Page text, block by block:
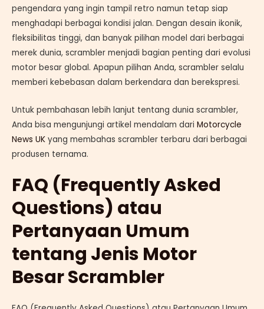
pengendara yang ingin tampil retro namun tetap siap
menghadapi berbagai kondisi jalan. Dengan desain ikonik,
fleksibilitas tinggi, dan banyak pilihan model dari berbagai
merek dunia, scrambler menjadi bagian penting dari evolusi
motor besar global. Apapun pilihan Anda, scrambler selalu
memberi kebebasan dalam berkendara dan berekspresi.
Untuk pembahasan lebih lanjut tentang dunia scrambler,
Anda bisa mengunjungi artikel mendalam dari Motorcycle
News UK yang membahas scrambler terbaru dari berbagai
produsen ternama.
FAQ (Frequently Asked
Questions) atau
Pertanyaan Umum
tentang Jenis Motor
Besar Scrambler